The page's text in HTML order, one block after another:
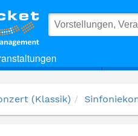
der Mersmühle
(Klassik)